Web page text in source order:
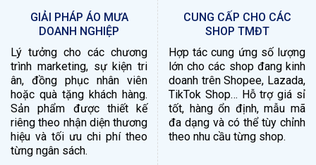
GIẢI PHÁP ÁO MƯA
DOANH NGHIỆP
Lý tưởng cho các chương
trình marketing, sự kiện tri
ân, đồng phục nhân viên
hoặc quà tặng khách hàng.
Sản phẩm được thiết kế
riêng theo nhận diện thương
hiệu và tối ưu chi phí theo
từng ngân sách.
CUNG CẤP CHO CÁC
SHOP TMĐT
Hợp tác cung ứng số lượng
lớn cho các shop đang kinh
doanh trên Shopee, Lazada,
TikTok Shop… Hỗ trợ giá sỉ
tốt, hàng ổn định, mẫu mã
đa dạng và có thể tùy chỉnh
theo nhu cầu từng shop.